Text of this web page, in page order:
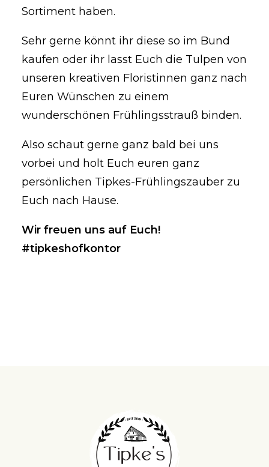
Sortiment haben.
Sehr gerne könnt ihr diese so im Bund
kaufen oder ihr lasst Euch die Tulpen von
unseren kreativen Floristinnen ganz nach
Euren Wünschen zu einem
wunderschönen Frühlingsstrauß binden.
Also schaut gerne ganz bald bei uns
vorbei und holt Euch euren ganz
persönlichen Tipkes-Frühlingszauber zu
Euch nach Hause.
Wir freuen uns auf Euch!
#tipkeshofkontor